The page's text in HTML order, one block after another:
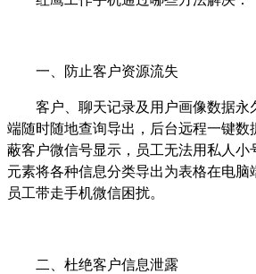
一、防止客户资源流失
客户、聊天记录及用户画像数据永
端随时随地查询导出，后台远程一键数
蔽客户微信号显示，员工无法用私人小
元素将各种信息分类导出为表格在电脑
员工带走手机微信困扰。
二、杜绝客户信息泄露